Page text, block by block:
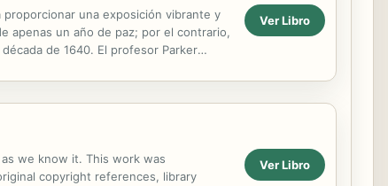
una exposición vibrante y
apenas un año de paz; por el contrario,
de 1640. El profesor Parker
Ver Libro
we know it. This work was
copyright references, library
Ver Libro